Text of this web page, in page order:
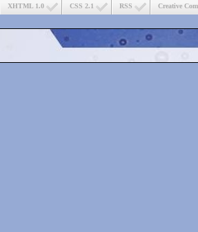
Creative
RSS
CSS 2.1
XHTML 1.0